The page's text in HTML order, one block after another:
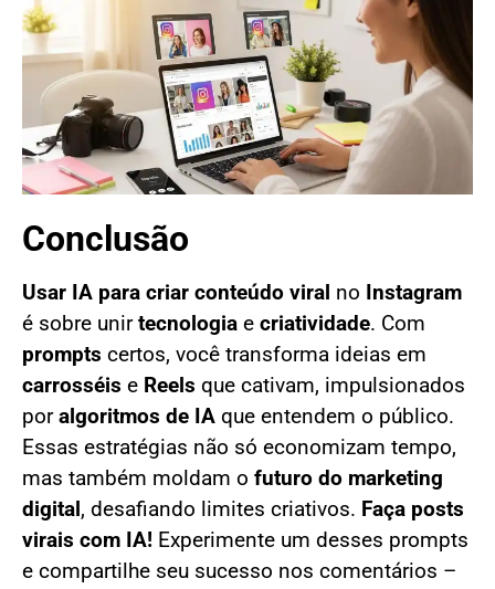
Conclusão
Usar IA para criar conteúdo viral no Instagram
é sobre unirtecnologia e criatividade. Com
prompts certos, você transforma ideias em
carrosséis e Reels que cativam, impulsionados
poralgoritmos de IA que entendem o público.
Essas estratégias não só economizam tempo,
mas também moldam o futuro do marketing
digital , desafiando limites criativos. Faça posts
virais com IA! Experimente um desses prompts
e compartilhe seu sucesso nos comentários –